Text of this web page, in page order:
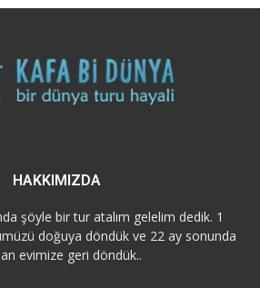
HAKKIMIZDA
şöyle bir tur atalım gelelim dedik. 1
doğuya döndük ve 22 ay sonunda
evimize geri döndük..